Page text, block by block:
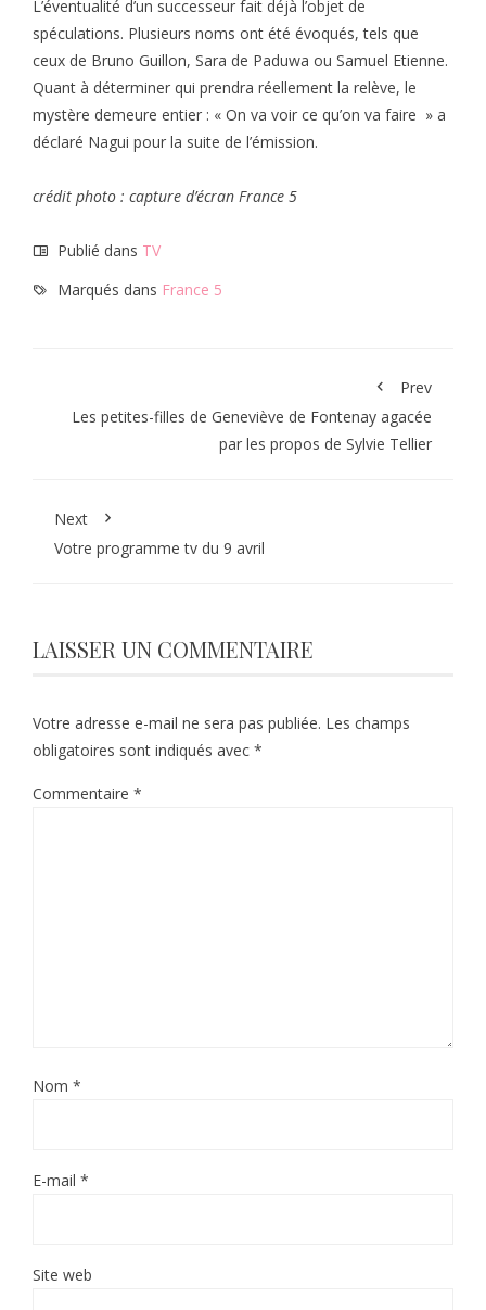
L’éventualité d’un successeur fait déjà l’objet de
spéculations. Plusieurs noms ont été évoqués, tels que
ceux de Bruno Guillon, Sara de Paduwa ou Samuel Etienne.
Quant à déterminer qui prendra réellement la relève, le
mystère demeure entier : « On va voir ce qu’on va faire » a
déclaré Nagui pour la suite de l’émission.
crédit photo : capture d’écran France 5
Publié dans TV
Marqués dans France 5
Prev
Les petites-filles de Geneviève de Fontenay agacée
par les propos de Sylvie Tellier
Next
Votre programme tv du 9 avril
LAISSER UN COMMENTAIRE
Votre adresse e-mail ne sera pas publiée. Les champs
obligatoires sont indiqués avec *
Commentaire *
Nom *
E-mail *
Site web